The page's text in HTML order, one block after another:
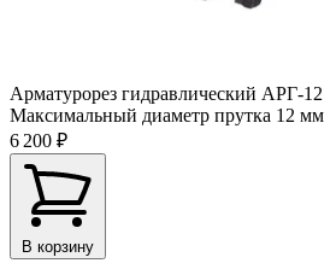
Арматурорез гидравлический АРГ-12
Максимальный диаметр прутка 12 мм
6 200 ₽
В корзину